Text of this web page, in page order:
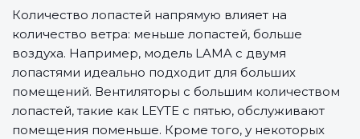
Количество лопастей напрямую влияет на
количество ветра: меньше лопастей, больше
воздуха. Например, модель LAMA с двумя
лопастями идеально подходит для больших
помещений. Вентиляторы с большим количеством
лопастей, такие как LEYTE с пятью, обслуживают
помещения поменьше. Кроме того, у некоторых